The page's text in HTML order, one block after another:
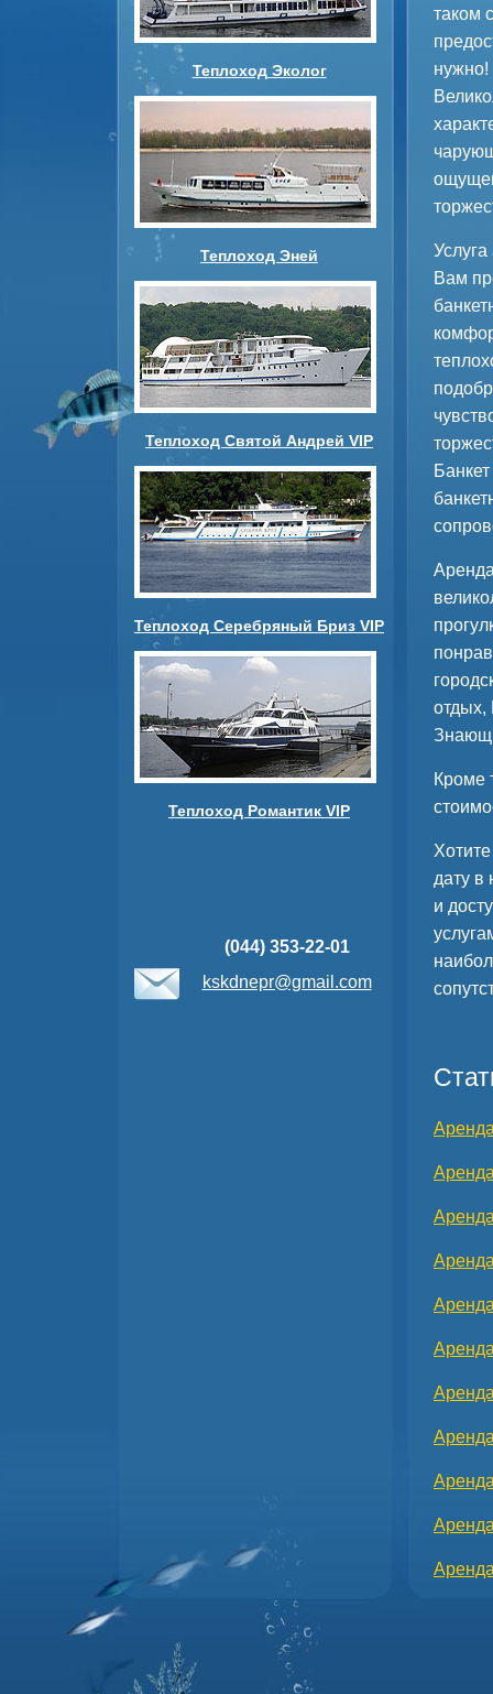
Теплоход Эколог
Теплоход Эней
Теплоход Святой Андрей VIP
Теплоход Серебряный Бриз VIP
Теплоход Романтик VIP
(044) 353-22-01
kskdnepr@gmail.com
таком
нужно!
Вам
отдых,
Кроме
дату в
и